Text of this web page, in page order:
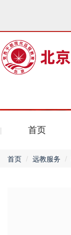
首页
首页 远教服务